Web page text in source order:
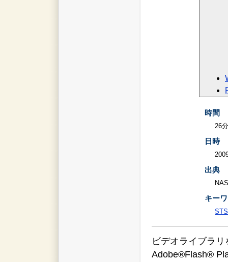
時間
26
日時
出典
キー
ビデオライブラ
Adobe®Flash®